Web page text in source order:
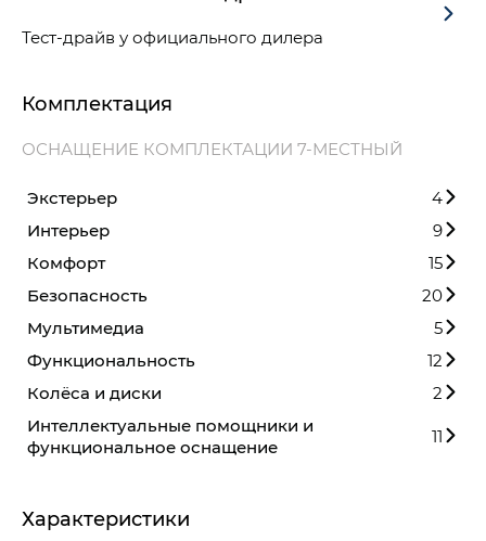
Тест-драйв у официального дилера
Комплектация
ОСНАЩЕНИЕ КОМПЛЕКТАЦИИ 7-МЕСТНЫЙ
Экстерьер
4
Интерьер
9
Комфорт
15
Безопасность
20
Мультимедиа
5
Функциональность
12
Колёса и диски
2
Интеллектуальные помощники и
функциональное оснащение
11
Характеристики